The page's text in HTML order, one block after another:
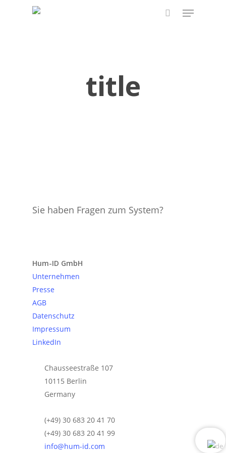
Menu
title
Sie haben Fragen zum System?
Hum-ID GmbH
Unternehmen
Presse
AGB
Datenschutz
Impressum
LinkedIn
Chausseestraße 107
10115 Berlin
Germany
(+49) 30 683 20 41 70
(+49) 30 683 20 41 99
info@hum-id.com